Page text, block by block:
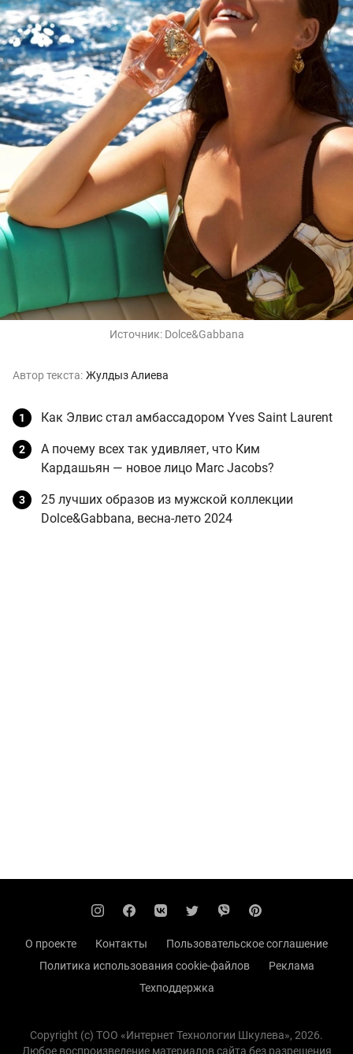
Источник: Dolce&Gabbana
Автор текста: Жулдыз Алиева
Как Элвис стал амбассадором Yves Saint Laurent
А почему всех так удивляет, что Ким
Кардашьян — новое лицо Marc Jacobs?
25 лучших образов из мужской коллекции
Dolce&Gabbana, весна-лето 2024
О проекте Контакты
Пользовательское соглашение
Политика использования cookie-файлов
Реклама
Техподдержка
Copyright (с) TOO «Интернет Технологии Шкулева», 2026.
Любое воспроизведение материалов сайта без разрешения